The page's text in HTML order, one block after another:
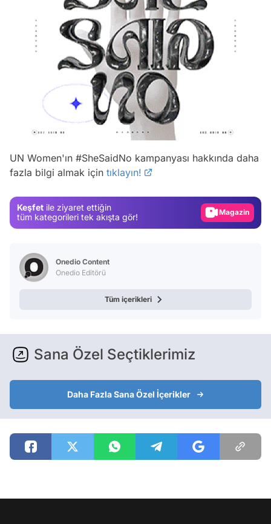
UN Women'ın #SheSaidNo kampanyası hakkında daha
fazla bilgi almak için tıklayın!
Keşfet ile ziyaret ettiğin
tüm kategorileri tek akışta gör!
Video
Magazin
Onedio Content
Onedio Editörü
Tüm içerikleri
Sana Özel Seçtiklerimiz
Daha Fazla Sana Özel İçerikler